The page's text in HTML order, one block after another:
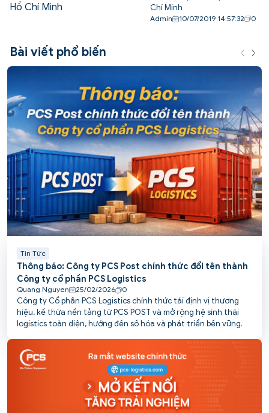
Chí Minh
Admin 10/07/2019 14:57:32 0
Bài viết phổ biến
Tin Tức
Thông báo: Công ty PCS Post chính thức đổi tên thành
Công ty cổ phần PCS Logistics
Quang Nguyen 25/02/2026 0
Công ty Cổ phần PCS Logistics chính thức tái định vị thương
hiệu, kế thừa nền tảng từ PCS POST và mở rộng hệ sinh thái
logistics toàn diện, hướng đến số hóa và phát triển bền vững.